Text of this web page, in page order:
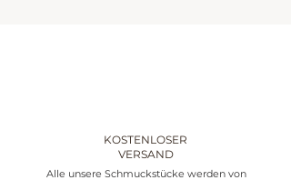
KOSTENLOSER
VERSAND
Alle unsere Schmuckstücke werden von